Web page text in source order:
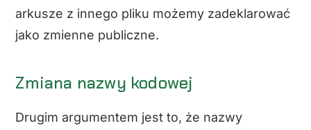
arkusze z innego pliku możemy zadeklarować
jako zmienne publiczne.
Zmiana nazwy kodowej
Drugim argumentem jest to, że nazwy